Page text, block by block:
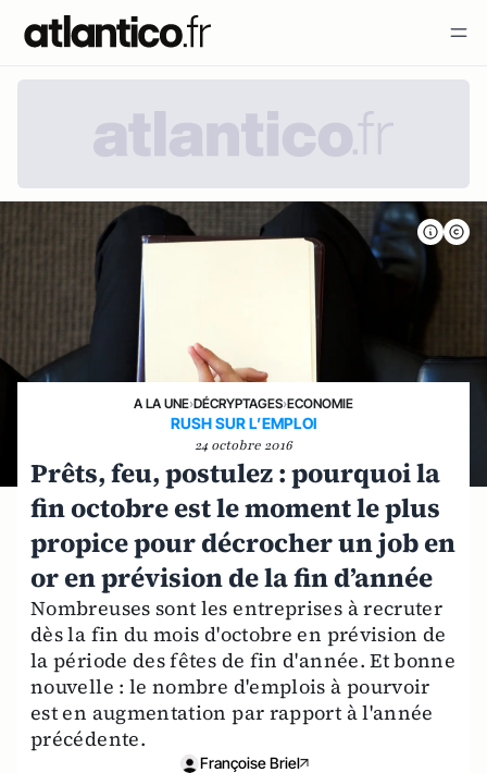
A LA UNE›DÉCRYPTAGES›ECONOMIE
RUSH SUR L’EMPLOI
24 octobre 2016
Prêts, feu, postulez : pourquoi la
fin octobre est le moment le plus
propice pour décrocher un job en
or en prévision de la fin d’année
Nombreuses sont les entreprises à recruter
dès la fin du mois d'octobre en prévision de
la période des fêtes de fin d'année. Et bonne
nouvelle : le nombre d'emplois à pourvoir
est en augmentation par rapport à l'année
précédente.
Françoise Briel